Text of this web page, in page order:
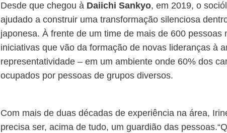
Desde que chegou à Daiichi Sankyo, em 2019, o
ajudado a construir uma transformação silenciosa
japonesa. À frente de um time de mais de 600 pessoas
iniciativas que vão da formação de novas lideranças à
representatividade – em um ambiente onde 60% dos
ocupados por pessoas de grupos diversos.
Com mais de duas décadas de experiência na área,
precisa ser, acima de tudo, um guardião das